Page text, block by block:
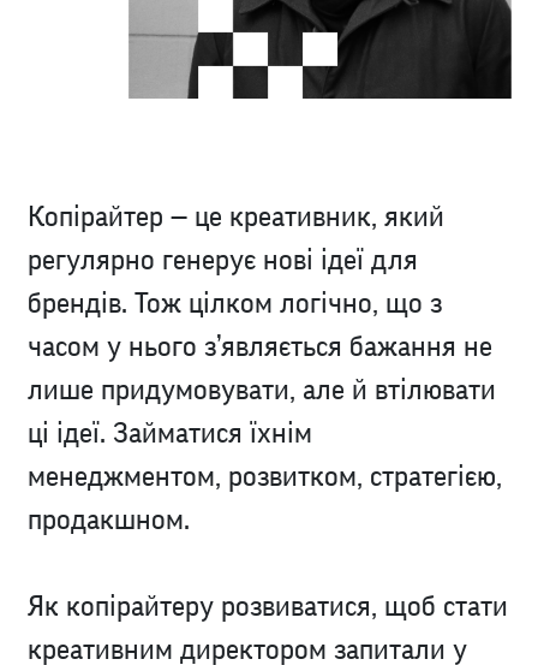
Копірайтер — це креативник, який
регулярно генерує нові ідеї для
брендів. Тож цілком логічно, що з
часом у нього з’являється бажання не
лише придумовувати, але й втілювати
ці ідеї. Займатися їхнім
менеджментом, розвитком, стратегією,
продакшном.
Як копірайтеру розвиватися, щоб стати
креативним директором запитали у